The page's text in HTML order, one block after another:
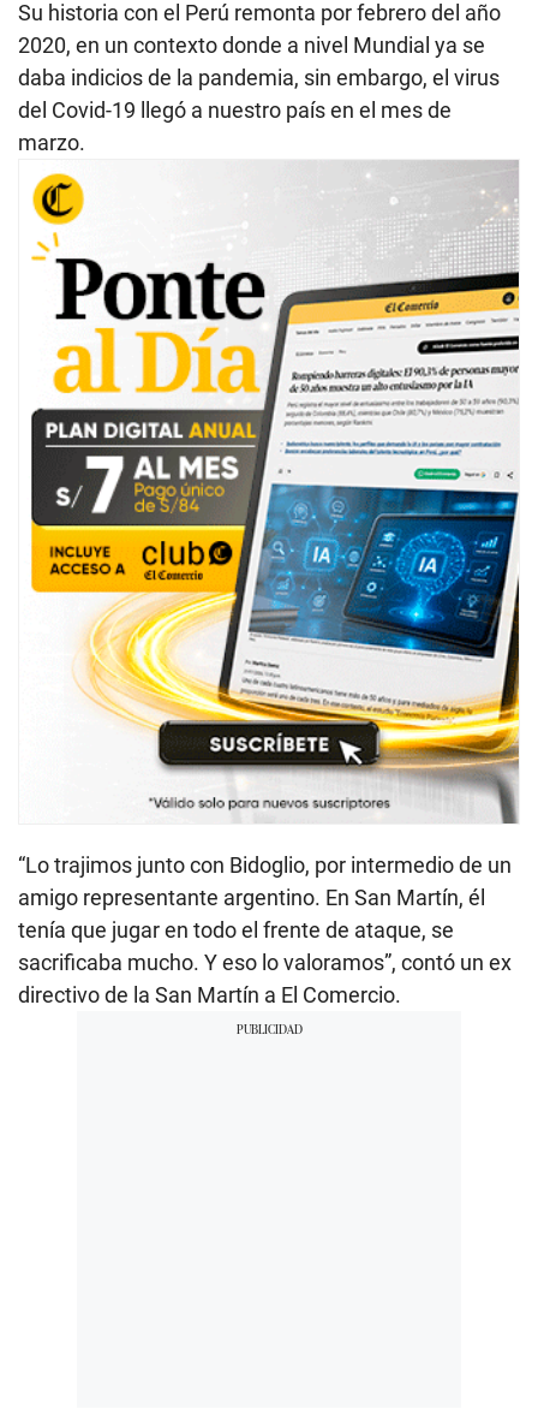
Su historia con el Perú remonta por febrero del año
2020, en un contexto donde a nivel Mundial ya se
daba indicios de la pandemia, sin embargo, el virus
del Covid-19 llegó a nuestro país en el mes de
marzo.
“Lo trajimos junto con Bidoglio, por intermedio de un
amigo representante argentino. En San Martín, él
tenía que jugar en todo el frente de ataque, se
sacrificaba mucho. Y eso lo valoramos”, contó un ex
directivo de la San Martín a El Comercio.